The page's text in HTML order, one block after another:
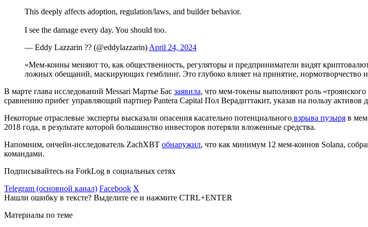
This deeply affects adoption, regulation/laws, and builder behavior.
I see the damage every day. You should too.
— Eddy Lazzarin ?? (@eddylazzarin) April 24, 2024
«Мем-коины меняют то, как общественность, регуляторы и предприниматели видят
ложных обещаний, маскирующих гемблинг. Это глубоко влияет на принятие, нормотворчество
В марте глава исследований Messari Мартье Бас заявила, что мем-токены выполняют роль
сравнению прибег управляющий партнер Pantera Capital Пол Верадиттакит, указав на пользу активов
Некоторые отраслевые эксперты высказали опасения касательно потенциального взрыва пузыря в
2018 года, в результате которой большинство инвесторов потеряли вложенные средства.
Напомним, ончейн-исследователь ZachXBT обнаружил, что как минимум 12 мем-коинов Solana,
командами.
Подписывайтесь на ForkLog в социальных сетях
Telegram (основной канал) Facebook X
Нашли ошибку в тексте? Выделите ее и нажмите CTRL+ENTER
Материалы по теме